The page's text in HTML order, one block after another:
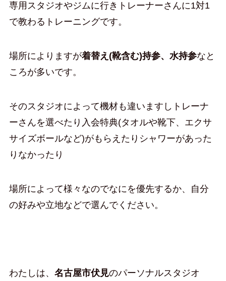
専用スタジオやジムに行きトレーナーさんに1対1
で教わるトレーニングです。
場所によりますが着替え(靴含む)持参、水持参なと
ころが多いです。
そのスタジオによって機材も違いますしトレーナ
ーさんを選べたり入会特典(タオルや靴下、エクサ
サイズボールなど)がもらえたりシャワーがあった
りなかったり
場所によって様々なのでなにを優先するか、自分
の好みや立地などで選んでください。
わたしは、 名古屋市伏見のパーソナルスタジオ